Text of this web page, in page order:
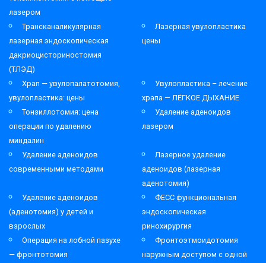
лазером
Трансканаликулярная
лазерная эндоскопическая
дакриоцисториностомия
(ТЛЭД)
Лазерная увулопластика
цены
Храп — увулопалатотомия,
увулопластика: цены
Увулопластика – лечение
храпа — ЛЁГКОЕ ДЫХАНИЕ
Тонзиллотомия: цена
операции по удалению
миндалин
Удаление аденоидов
лазером
Удаление аденоидов
современными методами
Лазерное удаление
аденоидов (лазерная
аденотомия)
Удаление аденоидов
(аденотомия) у детей и
взрослых
ФЕСС функциональная
эндоскопическая
ринохирургия
Операция на лобной пазухе
— фронтотомия
Фронтоэтмоидотомия
наружным доступом с одной